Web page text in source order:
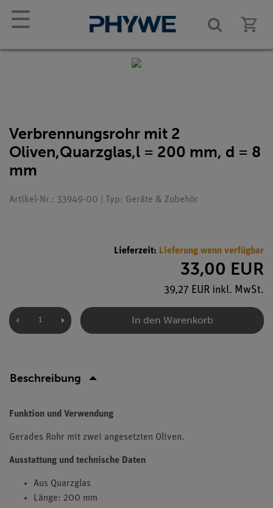
☰
Verbrennungsrohr mit 2
Oliven,Quarzglas,l = 200 mm, d = 8
mm
Artikel-Nr.: 33949-00 | Typ: Geräte & Zubehör
Lieferzeit: Lieferung wenn verfügbar
33,00 EUR
39,27 EUR inkl. MwSt.
In den Warenkorb
Beschreibung
Funktion und Verwendung
Gerades Rohr mit zwei angesetzten Oliven.
Ausstattung und technische Daten
Aus Quarzglas
Länge: 200 mm